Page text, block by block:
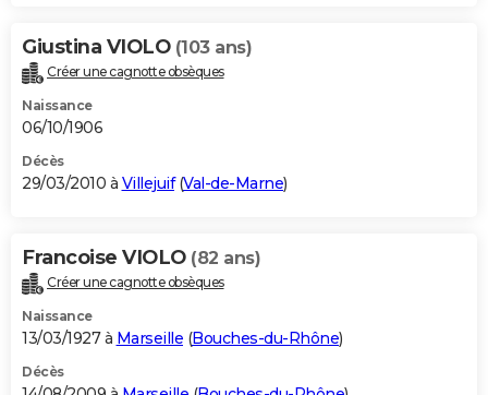
Giustina VIOLO (103 ans)
Créer une cagnotte obsèques
Naissance
06/10/1906
Décès
29/03/2010 à Villejuif(Val-de-Marne)
Francoise VIOLO (82 ans)
Créer une cagnotte obsèques
Naissance
13/03/1927 à Marseille (Bouches-du-Rhône)
Décès